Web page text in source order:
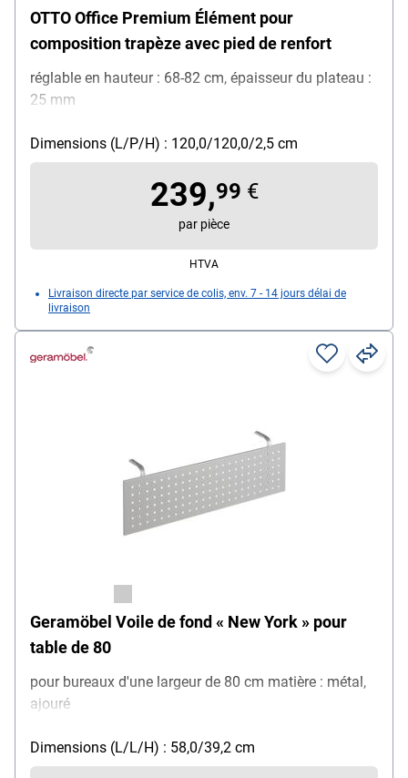
OTTO Office Premium Élément pour
composition trapèze avec pied de renfort
réglable en hauteur : 68-82 cm, épaisseur du plateau :
25 mm
Dimensions (L/P/H) : 120,0/120,0/2,5 cm
239,99 €
par pièce
HTVA
Livraison directe par service de colis, env. 7 - 14 jours délai de
livraison
Geramöbel Voile de fond « New York » pour
table de 80
pour bureaux d'une largeur de 80 cm matière : métal,
ajouré
Dimensions (L/L/H) : 58,0/39,2 cm